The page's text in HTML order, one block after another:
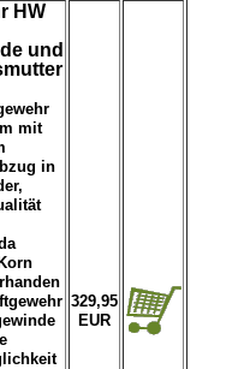
HW
und
mit
in
329,95
EUR